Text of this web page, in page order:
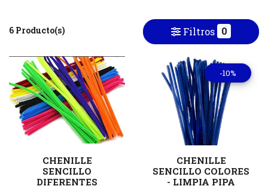
6 Producto(s) Filtros 0
CHENILLE
SENCILLO
DIFERENTES
-10%
CHENILLE
SENCILLO COLORES
- LIMPIA PIPA